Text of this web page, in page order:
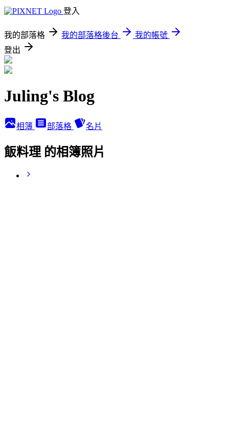
登入
我的部落格 我的部落格後台
我的帳號
登出
Juling's Blog
相簿 部落格 名片
飯料理 的相簿照片